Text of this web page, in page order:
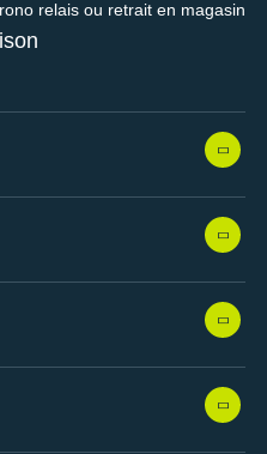
relais ou retrait en magasin